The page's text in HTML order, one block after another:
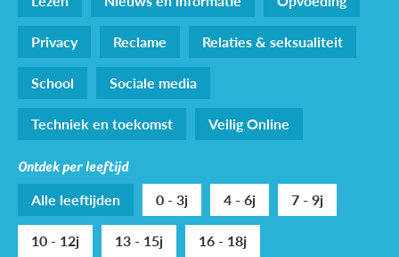
Privacy
Reclame
Relaties & seksualiteit
School
Sociale media
Techniek en toekomst
Veilig Online
Ontdek per leeftijd
Alle leeftijden 0 - 3j 4 - 6j
7 - 9j
10 - 12j
13 - 15j 16 - 18j